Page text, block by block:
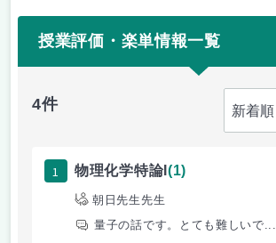
授業評価・楽単情報一覧
4件
1 物理化学特論I (1)
朝日先生先生
量子の話です。とても難しいで...